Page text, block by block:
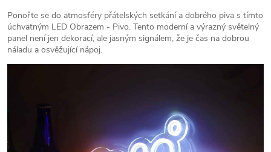
Ponořte se do atmosféry přátelských setkání a dobrého piva s tímto
úchvatným LED Obrazem - Pivo. Tento moderní a výrazný světelný
panel není jen dekorací, ale jasným signálem, že je čas na dobrou
náladu a osvěžující nápoj.